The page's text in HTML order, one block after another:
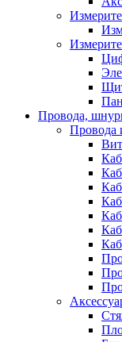
Провода,
Провода